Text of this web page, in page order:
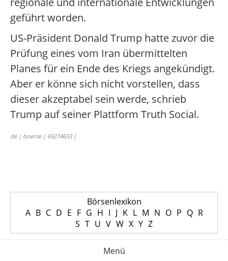
geführt worden.
US-Präsident Donald Trump hatte zuvor die
Prüfung eines vom Iran übermittelten
Planes für ein Ende des Kriegs angekündigt.
Aber er könne sich nicht vorstellen, dass
dieser akzeptabel sein werde, schrieb
Trump auf seiner Plattform Truth Social.
de | boerse | 69274633 |
Börsenlexikon
A B C D E F G H I J K L M N O P Q R
S T U V W X Y Z
Menü